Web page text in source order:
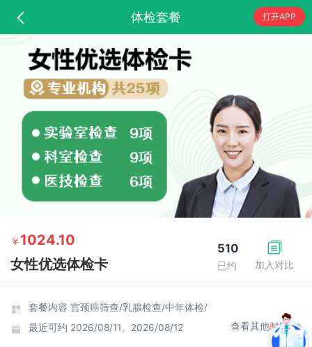
体检套餐 打开APP
加入对比
510
已约
￥ 1024.10
女性优选体检卡
套餐内容 宫颈癌筛查/乳腺检查/中年体检/
最近可约 2026/08/11、2026/08/12 查看其他时间